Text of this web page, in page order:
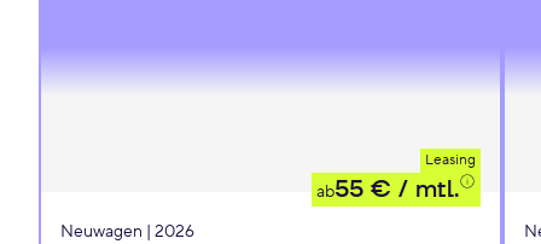
Leasing
ab55 € / mtl.
Neuwagen | 2026